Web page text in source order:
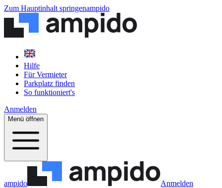
Zum Hauptinhalt springenampido
Hilfe
Für Vermieter
Parkplatz finden
So funktioniert's
Anmelden
Menü öffnen
ampido Anmelden